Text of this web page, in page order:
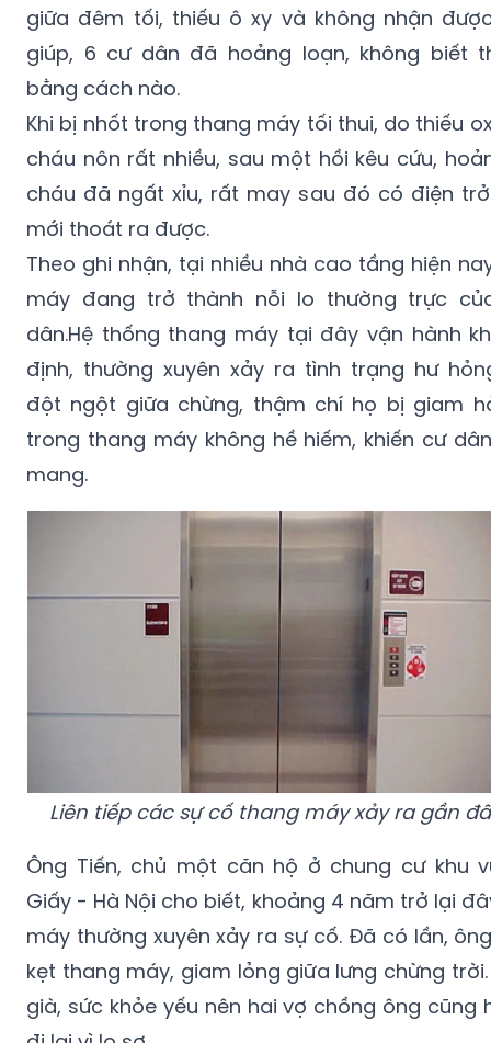
giữa đêm tối, thiếu ô xy và không nhận
giúp, 6 cư dân đã hoảng loạn, không biết
bằng cách nào.
Khi bị nhốt trong thang máy tối thui, do thiếu
cháu nôn rất nhiều, sau một hồi kêu cứu,
cháu đã ngất xỉu, rất may sau đó có điện
mới thoát ra được.
Theo ghi nhận, tại nhiều nhà cao tầng hiện
máy đang trở thành nỗi lo thường trực
dân.Hệ thống thang máy tại đây vận hành
định, thường xuyên xảy ra tình trạng hư
đột ngột giữa chừng, thậm chí họ bị giam
trong thang máy không hề hiếm, khiến cư
mang.
Liên tiếp các sự cố thang máy xảy ra gần
Ông Tiến, chủ một căn hộ ở chung cư khu
Giấy - Hà Nội cho biết, khoảng 4 năm trở lại
máy thường xuyên xảy ra sự cố. Đã có lần,
kẹt thang máy, giam lỏng giữa lưng chừng
già, sức khỏe yếu nên hai vợ chồng ông cũng